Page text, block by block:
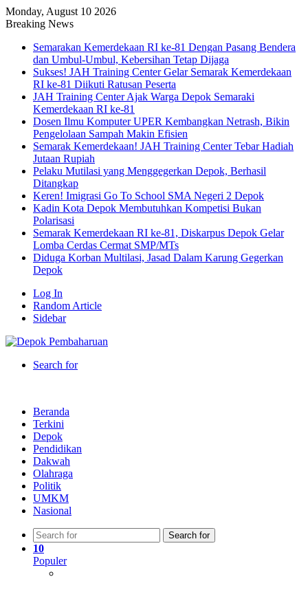
Monday, August 10 2026
Breaking News
Semarakan Kemerdekaan RI ke-81 Dengan Pasang Bendera
dan Umbul-Umbul, Kebersihan Tetap Dijaga
Sukses! JAH Training Center Gelar Semarak Kemerdekaan
RI ke-81 Diikuti Ratusan Peserta
JAH Training Center Ajak Warga Depok Semaraki
Kemerdekaan RI ke-81
Dosen Ilmu Komputer UPER Kembangkan Netrash, Bikin
Pengelolaan Sampah Makin Efisien
Semarak Kemerdekaan! JAH Training Center Tebar Hadiah
Jutaan Rupiah
Pelaku Mutilasi yang Menggegerkan Depok, Berhasil
Ditangkap
Keren! Imigrasi Go To School SMA Negeri 2 Depok
Kadin Kota Depok Membutuhkan Kompetisi Bukan
Polarisasi
Semarak Kemerdekaan RI ke-81, Diskarpus Depok Gelar
Lomba Cerdas Cermat SMP/MTs
Diduga Korban Multilasi, Jasad Dalam Karung Gegerkan
Depok
Log In
Random Article
Sidebar
Search for
Beranda
Terkini
Depok
Pendidikan
Dakwah
Olahraga
Politik
UMKM
Nasional
Search for
10
Populer